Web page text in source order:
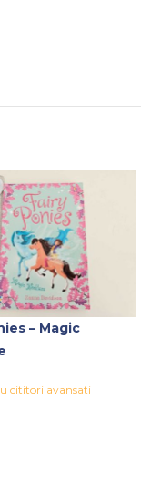
– Magic
cititori avansati